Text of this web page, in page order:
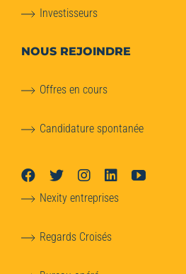
Investisseurs
NOUS REJOINDRE
Offres en cours
Candidature spontanée
Nexity entreprises
Regards Croisés